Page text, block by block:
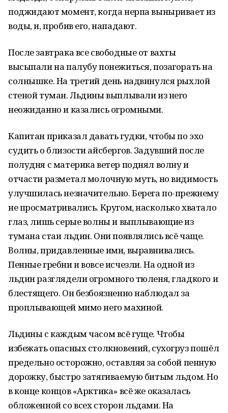
поджидают момент, когда нерпа выныривает из
воды, и, пробив его, нападают.
После завтрака все свободные от вахты
высыпали на палубу понежиться, позагорать на
солнышке. На третий день надвинулся рыхлой
стеной туман. Льдины выплывали из него
неожиданно и казались огромными.
Капитан приказал давать гудки, чтобы по эхо
судить о близости айсбергов. Задувший после
полудня с материка ветер поднял волну и
отчасти разметал молочную муть, но видимость
улучшилась незначительно. Берега по-прежнему
не просматривались. Кругом, насколько хватало
глаз, лишь серые волны и выплывающие из
тумана стаи льдин. Они появлялись всё чаще.
Волны, придавленные ими, выравнивались.
Пенные гребни и вовсе исчезли. На одной из
льдин разглядели огромного тюленя, гладкого и
блестящего. Он безбоязненно наблюдал за
проплывающей мимо него махиной.
Льдины с каждым часом всё гуще. Чтобы
избежать опасных столкновений, сухогруз пошёл
предельно осторожно, оставляя за собой пенную
дорожку, быстро затягиваемую битым льдом. Но
в конце концов «Арктика» всё же оказалась
обложенной со всех сторон льдами. На